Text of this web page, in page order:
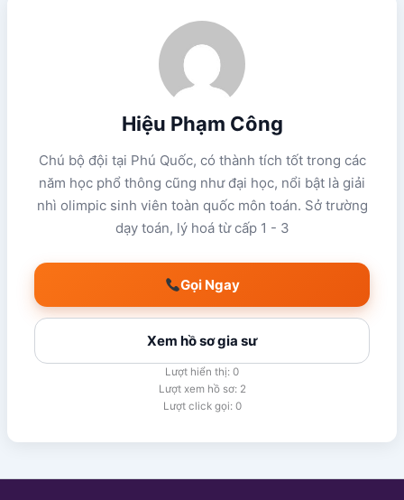
Hiệu Phạm Công
Chú bộ đội tại Phú Quốc, có thành tích tốt trong các
năm học phổ thông cũng như đại học, nổi bật là giải
nhì olimpic sinh viên toàn quốc môn toán. Sở trường
dạy toán, lý hoá từ cấp 1 - 3
Gọi Ngay
Xem hồ sơ gia sư
Lượt hiển thị: 0
Lượt xem hồ sơ: 2
Lượt click gọi: 0